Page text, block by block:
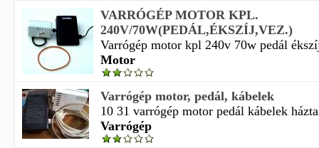
VARRÓGÉP MOTOR KPL.
240V/70W(PEDÁL,ÉKSZÍJ,VEZ.)
Varrógép motor kpl 240v 70w pedál
Motor
Varrógép motor, pedál, kábelek
10 31 varrógép motor pedál kábelek
Varrógép